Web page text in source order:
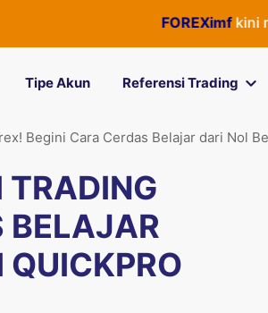
FOREXimfkini
Tipe Akun Referensi Trading
Begini Cara Cerdas Belajar dari Nol
BELAJAR